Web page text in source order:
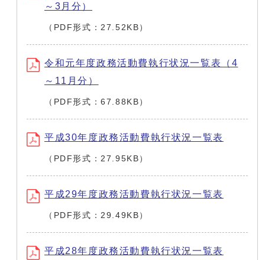
～3月分）
（PDF形式：27.52KB）
令和元年度政務活動費執行状況一覧表（4
～11月分）
（PDF形式：67.88KB）
平成30年度政務活動費執行状況一覧表
（PDF形式：27.95KB）
平成29年度政務活動費執行状況一覧表
（PDF形式：29.49KB）
平成28年度政務活動費執行状況一覧表